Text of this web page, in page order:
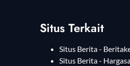
Situs Terkait
Situs Berita -
Situs Berita -